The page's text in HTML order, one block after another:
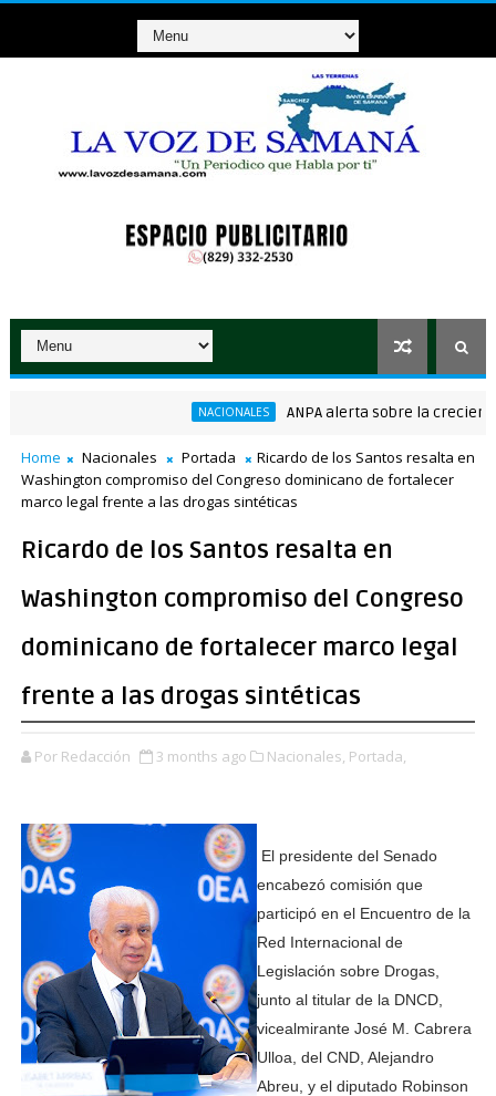
NACIONALES ANPA alerta sobre la creciente
en la convención del PRM
Home Nacionales Portada
Ricardo de los Santos resalta en
Washington compromiso del Congreso dominicano de fortalecer
marco legal frente a las drogas sintéticas
Ricardo de los Santos resalta en
Washington compromiso del Congreso
dominicano de fortalecer marco legal
frente a las drogas sintéticas
Por Redacción 3 months ago Nacionales, Portada,
El presidente del Senado
encabezó comisión que
participó en el Encuentro de la
Red Internacional de
Legislación sobre Drogas,
junto al titular de la DNCD,
vicealmirante José M. Cabrera
Ulloa, del CND, Alejandro
Abreu, y el diputado Robinson